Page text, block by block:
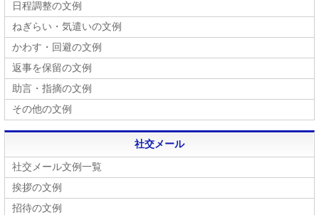
日程調整の文例
ねぎらい・気遣いの文例
かわす・回避の文例
返事を保留の文例
助言・指摘の文例
その他の文例
社交メール
社交メール文例一覧
挨拶の文例
招待の文例